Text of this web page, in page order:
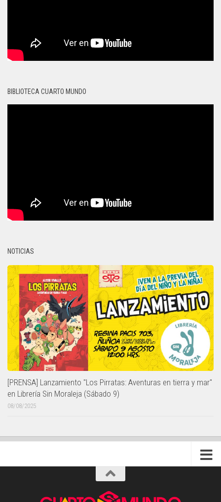
BIBLIOTECA CUARTO MUNDO
NOTICIAS
[PRENSA] Lanzamiento "Los Pirratas: Aventuras en tierra y mar"
en Librería Sin Moraleja (Sábado 9)
08/08/2025